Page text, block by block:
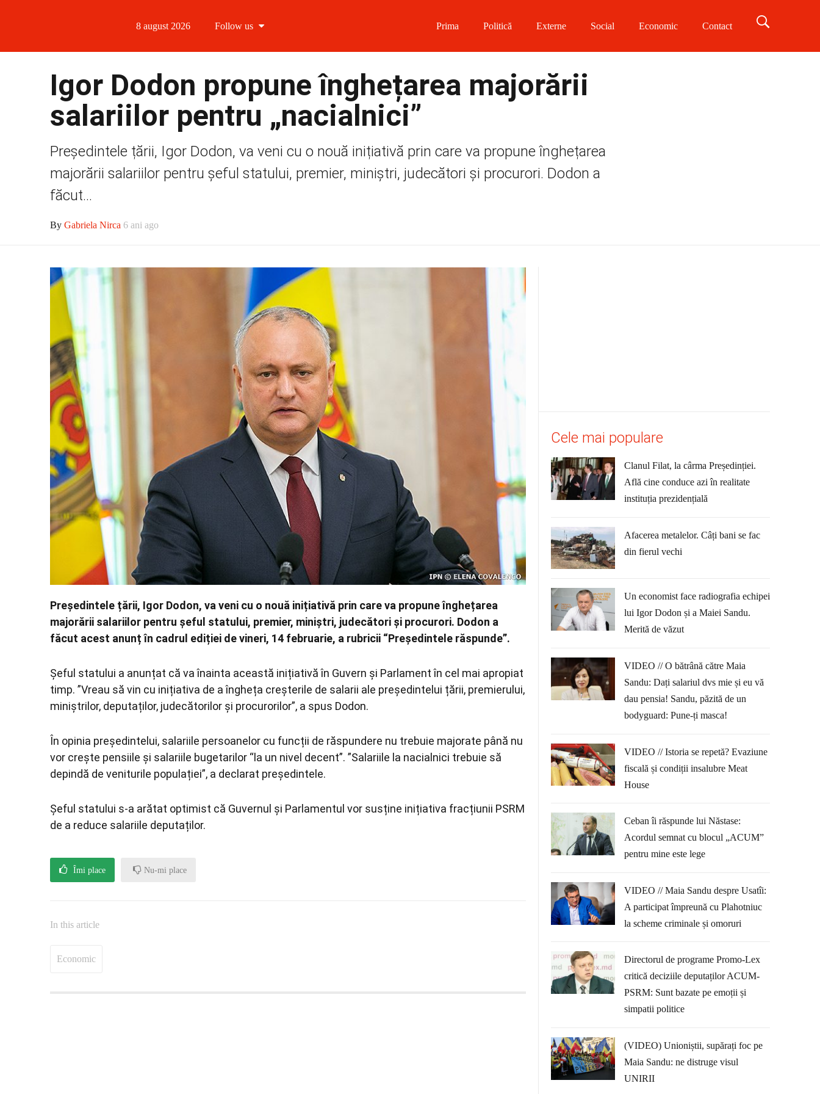
8 august 2026 Follow us
Follow us on Twitter
Follow us on Instagram
Prima Politică Externe Social Economic Contact
Igor Dodon propune înghețarea majorării
salariilor pentru „nacialnici”
Președintele țării, Igor Dodon, va veni cu o nouă inițiativă prin care va propune înghețarea
majorării salariilor pentru șeful statului, premier, miniștri, judecători și procurori. Dodon a
făcut...
By Gabriela Nirca 6 ani ago
Președintele țării, Igor Dodon, va veni cu o nouă inițiativă prin care va propune înghețarea
majorării salariilor pentru șeful statului, premier, miniștri, judecători și procurori. Dodon a
făcut acest anunț în cadrul ediției de vineri, 14 februarie, a rubricii “Președintele răspunde”.
Șeful statului a anunțat că va înainta această inițiativă în Guvern și Parlament în cel mai apropiat
timp. ”Vreau să vin cu inițiativa de a îngheța creșterile de salarii ale președintelui țării, premierului,
miniștrilor, deputaților, judecătorilor și procurorilor”, a spus Dodon.
În opinia președintelui, salariile persoanelor cu funcții de răspundere nu trebuie majorate până nu
vor crește pensiile și salariile bugetarilor “la un nivel decent”. ”Salariile la nacialnici trebuie să
depindă de veniturile populației”, a declarat președintele.
Șeful statului s-a arătat optimist că Guvernul și Parlamentul vor susține inițiativa fracțiunii PSRM
de a reduce salariile deputaților.
Îmi place Nu-mi place
In this article
Economic
Cele mai populare
Clanul Filat, la cârma Președinției.
Află cine conduce azi în realitate
instituția prezidențială
Afacerea metalelor. Câți bani se fac
din fierul vechi
Un economist face radiografia echipei
lui Igor Dodon și a Maiei Sandu.
Merită de văzut
VIDEO // O bătrână către Maia
Sandu: Dați salariul dvs mie și eu vă
dau pensia! Sandu, păzită de un
bodyguard: Pune-ți masca!
VIDEO // Istoria se repetă? Evaziune
fiscală și condiții insalubre Meat
House
Ceban îi răspunde lui Năstase:
Acordul semnat cu blocul „ACUM”
pentru mine este lege
VIDEO // Maia Sandu despre Usatîi:
A participat împreună cu Plahotniuc
la scheme criminale și omoruri
Directorul de programe Promo-Lex
critică deciziile deputaților ACUM-
PSRM: Sunt bazate pe emoții și
simpatii politice
(VIDEO) Unioniștii, supărați foc pe
Maia Sandu: ne distruge visul
UNIRII